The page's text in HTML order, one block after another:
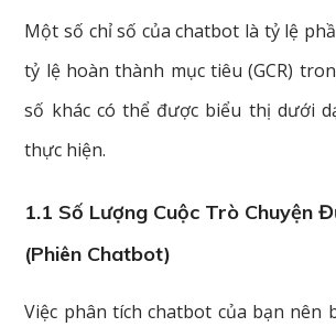
Một số chỉ số của chatbot là tỷ lệ
tỷ lệ hoàn thành mục tiêu (GCR)
số khác có thể được biểu thị dưới
thực hiện.
1.1 Số Lượng Cuộc Trò Chuyện
(phiên Chatbot)
Việc phân tích chatbot của bạn nên